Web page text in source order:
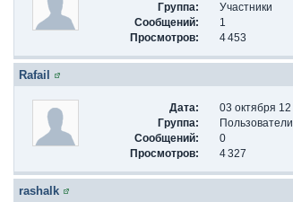
Группа:
Участники
Сообщений:
1
Просмотров:
4 453
Rafail
Дата:
03 октября 12
Группа:
Пользователи
Сообщений:
0
Просмотров:
4 327
rashalk